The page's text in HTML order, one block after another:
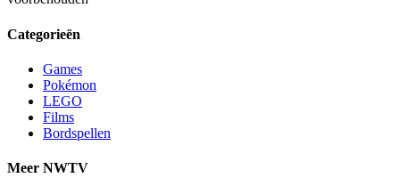
Categorieën
Games
Pokémon
LEGO
Films
Bordspellen
Meer NWTV